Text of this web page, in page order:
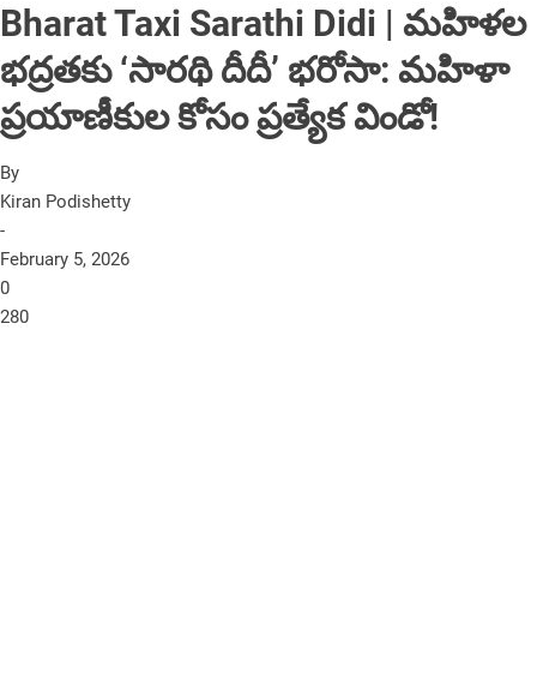
Bharat Taxi Sarathi Didi | మహిళల
భద్రతకు ‘సారథి దీదీ’ భరోసా: మహిళా
ప్రయాణీకుల కోసం ప్రత్యేక విండో!
By
Kiran Podishetty
-
February 5, 2026
0
280